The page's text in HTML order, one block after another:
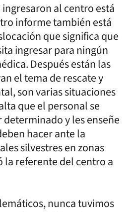
al centro está
informe también está
que significa que
ingresar para ningún
Después están las
el tema de rescate y
son varias situaciones
que el personal se
y les enseñe
hacer ante la
silvestres en zonas
la referente del centro a
nunca tuvimos